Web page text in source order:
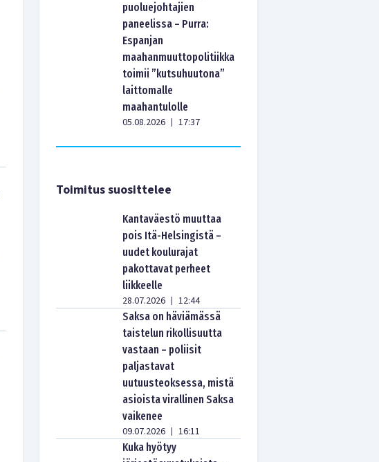
puoluejohtajien
paneelissa – Purra:
Espanjan
maahanmuuttopolitiikka
toimii ”kutsuhuutona”
laittomalle
maahantulolle
05.08.2026 | 17:37
Toimitus suosittelee
Kantaväestö muuttaa
pois Itä-Helsingistä –
uudet koulurajat
pakottavat perheet
liikkeelle
28.07.2026 | 12:44
Saksa on häviämässä
taistelun rikollisuutta
vastaan – poliisit
paljastavat
uutuusteoksessa, mistä
asioista virallinen Saksa
vaikenee
09.07.2026 | 16:11
Kuka hyötyy